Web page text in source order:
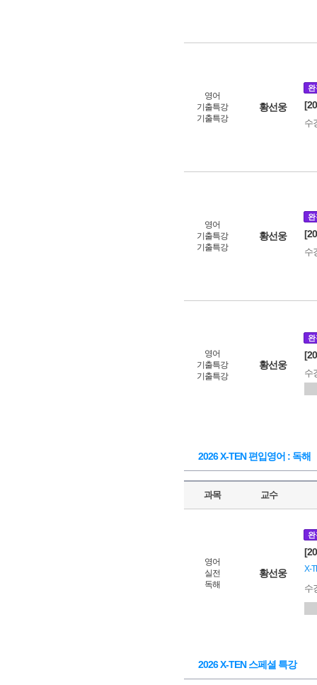
영어
기출특강
기출특강
황선웅
완
수
영어
기출특강
기출특강
황선웅
완
수
영어
기출특강
기출특강
황선웅
완
수
2026 X-TEN 편입영어 : 독해
과목 교수
영어
실전
독해
황선웅
완
X-
수
2026 X-TEN 스페셜 특강